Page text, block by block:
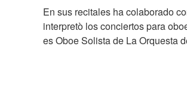
En sus recitales ha colaborado
interpretò los conciertos para
es Oboe Solista de La Orquesta